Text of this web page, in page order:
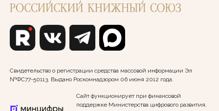
Свидетельство о регистрации средства массовой информации Эл
№ФС77-50113. Выдано Роскомнадзором 06 июня 2012 года.
Сайт функционирует при финансовой
поддержке Министерства цифрового развития,